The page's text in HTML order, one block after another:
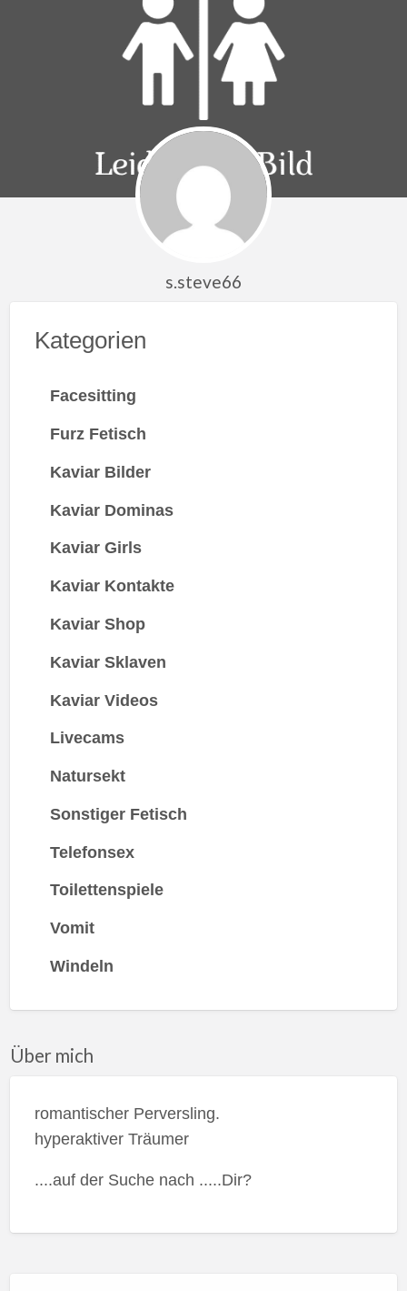
s.steve66
Kategorien
Facesitting
Furz Fetisch
Kaviar Bilder
Kaviar Dominas
Kaviar Girls
Kaviar Kontakte
Kaviar Shop
Kaviar Sklaven
Kaviar Videos
Livecams
Natursekt
Sonstiger Fetisch
Telefonsex
Toilettenspiele
Vomit
Windeln
Über mich
romantischer Perversling.
hyperaktiver Träumer
....auf der Suche nach .....Dir?